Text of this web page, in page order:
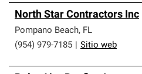
North Star Contractors Inc
Pompano Beach, FL
(954) 979-7185
Sitio web